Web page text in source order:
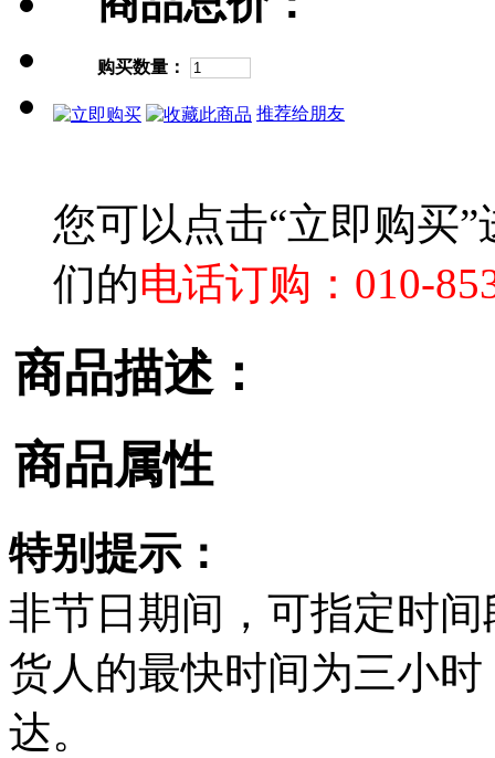
购买数量：
推荐给朋友
您可以点击“立即购买
们的电话订购：010-
商品描述：
商品属性
特别提示：
非节日期间，可指定时
货人的最快时间为三小
达。